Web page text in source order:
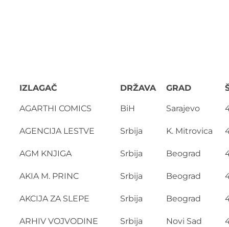
IZLAGAČ DRŽAVA GRAD
AGARTHI COMICS BiH Sarajevo
AGENCIJA LESTVE Srbija K. Mitrovica
AGM KNJIGA Srbija Beograd
AKIA M. PRINC Srbija Beograd
AKCIJA ZA SLEPE Srbija Beograd
ARHIV VOJVODINE Srbija Novi Sad